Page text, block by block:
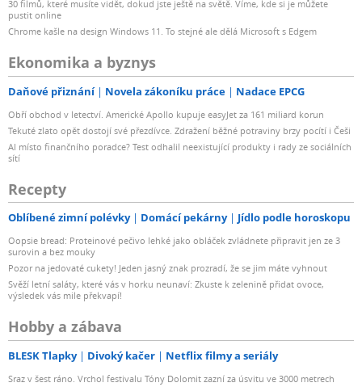
30 filmů, které musíte vidět, dokud jste ještě na světě. Víme, kde si je můžete
pustit online
Chrome kašle na design Windows 11. To stejné ale dělá Microsoft s Edgem
Ekonomika a byznys
Daňové přiznání Novela zákoníku práce Nadace EPCG
Obří obchod v letectví. Americké Apollo kupuje easyJet za 161 miliard korun
Tekuté zlato opět dostojí své přezdívce. Zdražení běžné potraviny brzy pocítí i Češi
AI místo finančního poradce? Test odhalil neexistující produkty i rady ze sociálních
sítí
Recepty
Oblíbené zimní polévky Domácí pekárny Jídlo podle horoskopu
Oopsie bread: Proteinové pečivo lehké jako obláček zvládnete připravit jen ze 3
surovin a bez mouky
Pozor na jedovaté cukety! Jeden jasný znak prozradí, že se jim máte vyhnout
Svěží letní saláty, které vás v horku neunaví: Zkuste k zelenině přidat ovoce,
výsledek vás mile překvapí!
Hobby a zábava
BLESK Tlapky Divoký kačer Netflix filmy a seriály
Sraz v šest ráno. Vrchol festivalu Tóny Dolomit zazní za úsvitu ve 3000 metrech